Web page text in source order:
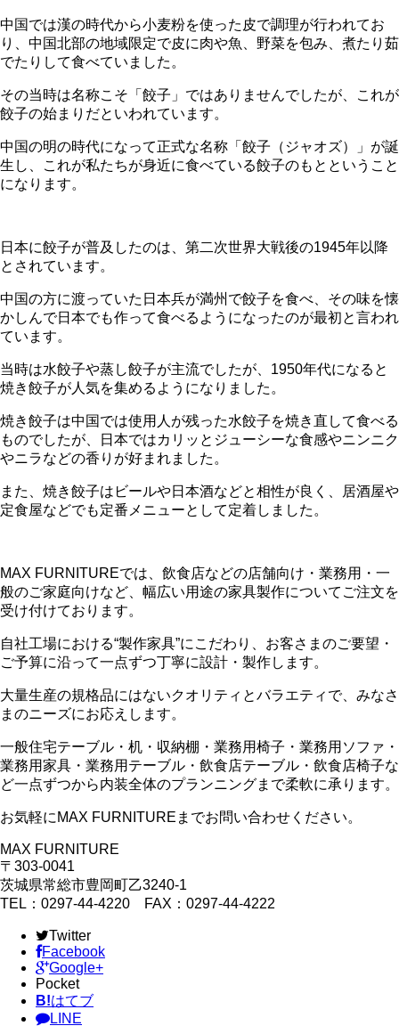
中国では漢の時代から小麦粉を使った皮で調理が行われてお
り、中国北部の地域限定で皮に肉や魚、野菜を包み、煮たり茹
でたりして食べていました。
その当時は名称こそ「餃子」ではありませんでしたが、これが
餃子の始まりだといわれています。
中国の明の時代になって正式な名称「餃子（ジャオズ）」が誕
生し、これが私たちが身近に食べている餃子のもとということ
になります。
日本に餃子が普及したのは、第二次世界大戦後の1945年以降
とされています。
中国の方に渡っていた日本兵が満州で餃子を食べ、その味を懐
かしんで日本でも作って食べるようになったのが最初と言われ
ています。
当時は水餃子や蒸し餃子が主流でしたが、1950年代になると
焼き餃子が人気を集めるようになりました。
焼き餃子は中国では使用人が残った水餃子を焼き直して食べる
ものでしたが、日本ではカリッとジューシーな食感やニンニク
やニラなどの香りが好まれました。
また、焼き餃子はビールや日本酒などと相性が良く、居酒屋や
定食屋などでも定番メニューとして定着しました。
MAX FURNITUREでは、飲食店などの店舗向け・業務用・一
般のご家庭向けなど、幅広い用途の家具製作についてご注文を
受け付けております。
自社工場における“製作家具”にこだわり、お客さまのご要望・
ご予算に沿って一点ずつ丁寧に設計・製作します。
大量生産の規格品にはないクオリティとバラエティで、みなさ
まのニーズにお応えします。
一般住宅テーブル・机・収納棚・業務用椅子・業務用ソファ・
業務用家具・業務用テーブル・飲食店テーブル・飲食店椅子な
ど一点ずつから内装全体のプランニングまで柔軟に承ります。
お気軽に MAX FURNITURE までお問い合わせください。
MAX FURNITURE
〒303-0041
茨城県常総市豊岡町乙3240-1
TEL：0297-44-4220 FAX：0297-44-4222
Twitter
Facebook
Google+
Pocket
B!はてブ
LINE